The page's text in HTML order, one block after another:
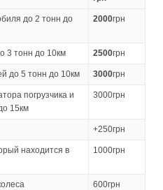
до 2 тонн до
2000грн
3 тонн до 10км 2500грн
до 5 тонн до 10км 3000грн
погрузчика и
15км
3000грн
+250грн
находится в
1000грн
600грн